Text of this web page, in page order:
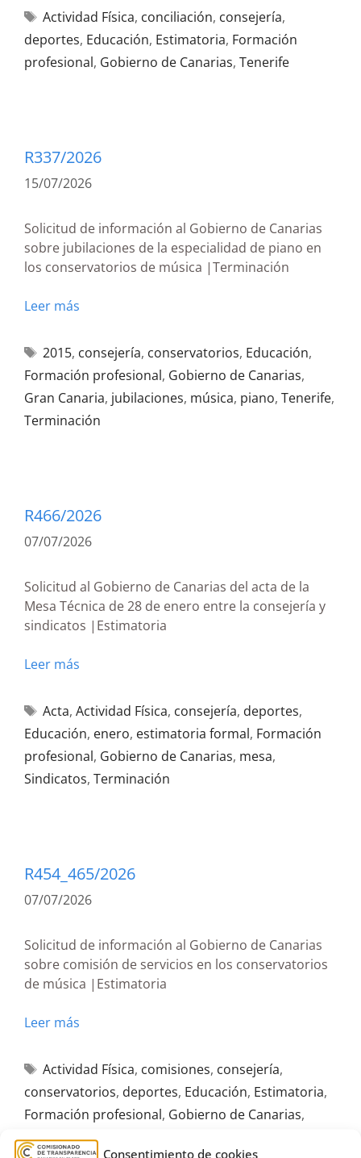
Consentimiento de cookies
Actividad Física, conciliación, consejería,
deportes, Educación, Estimatoria, Formación
profesional, Gobierno de Canarias, Tenerife
R337/2026
15/07/2026
Solicitud de información al Gobierno de Canarias
sobre jubilaciones de la especialidad de piano en
los conservatorios de música |Terminación
Leer más
2015, consejería, conservatorios, Educación,
Formación profesional, Gobierno de Canarias,
Gran Canaria, jubilaciones, música, piano, Tenerife,
Terminación
R466/2026
07/07/2026
Solicitud al Gobierno de Canarias del acta de la
Mesa Técnica de 28 de enero entre la consejería y
sindicatos |Estimatoria
Leer más
Acta, Actividad Física, consejería, deportes,
Educación, enero, estimatoria formal, Formación
profesional, Gobierno de Canarias, mesa,
Sindicatos, Terminación
R454_465/2026
07/07/2026
Solicitud de información al Gobierno de Canarias
sobre comisión de servicios en los conservatorios
de música |Estimatoria
Leer más
Actividad Física, comisiones, consejería,
conservatorios, deportes, Educación, Estimatoria,
Formación profesional, Gobierno de Canarias,
música